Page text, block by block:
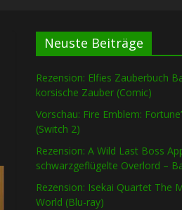
Neuste Beiträge
Rezension: Elfies Zauberbuch
korsische Zauber (Comic)
Vorschau: Fire Emblem:
(Switch 2)
Rezension: A Wild Last Boss
schwarzgeflügelte Overlord –
Rezension: Isekai Quartet The
World (Blu-ray)